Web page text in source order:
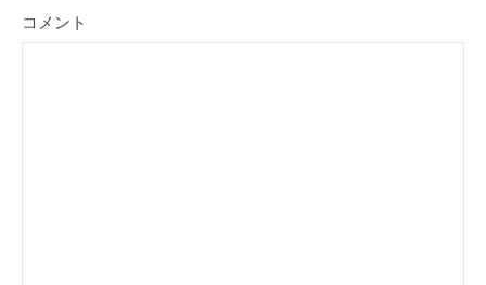
コメント